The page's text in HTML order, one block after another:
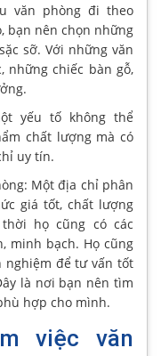
văn phòng đi theo
bạn nên chọn những
sỡ. Với những văn
những chiếc bàn gỗ,
yếu tố không thể
chất lượng mà có
uy tín.
Một địa chỉ phân
giá tốt, chất lượng
họ cũng có các
minh bạch. Họ cũng
nghiệm để tư vấn tốt
là nơi bạn nên tìm
hợp cho mình.
việc văn